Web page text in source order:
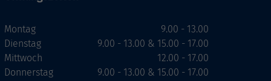
Montag
Dienstag
Mittwoch
Donnerstag
9.00 - 13.00
9.00 - 13.00 & 15.00 - 17.00
12.00 - 17.00
9.00 - 13.00 & 15.00 - 17.00